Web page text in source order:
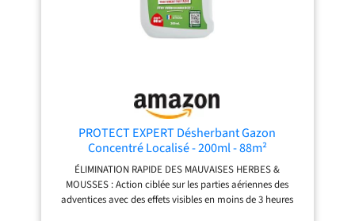
PROTECT EXPERT Désherbant Gazon
Concentré Localisé - 200ml - 88m²
ÉLIMINATION RAPIDE DES MAUVAISES HERBES &
MOUSSES : Action ciblée sur les parties aériennes des
adventices avec des effets visibles en moins de 3 heures